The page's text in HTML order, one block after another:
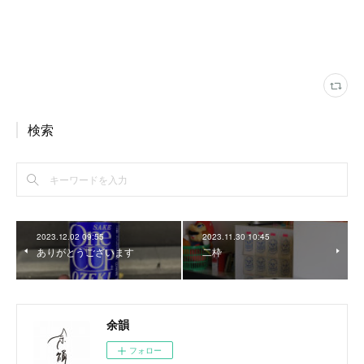
検索
2023.12.02 09:55
ありがとうございます
2023.11.30 10:45
二枠
余韻
フォロー